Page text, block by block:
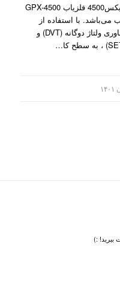
نحوه کار با فلزیاب GPX-4500 جی پی ایکس4500 فلزیاب GPX-4500
می‌باشد. با استفاده از
فناوری های چندمنظوره برتر (MPS) ، فناوری ولتاژ دوگانه (DVT) و
ببرید! :)